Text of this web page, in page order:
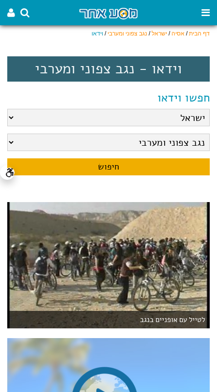
דף הבית/ אסיה/ ישראל/ נגב צפוני ומערבי / וידאו
וידאו - נגב צפוני ומערבי
חפשו וידאו
לטייל עם אופניים בנגב